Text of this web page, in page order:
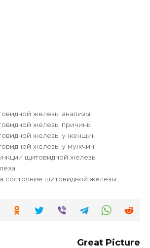
железы анализы
железы причины
железы у женщин
железы у мужчин
щитовидной железы
состояние щитовидной железы
Great Picture